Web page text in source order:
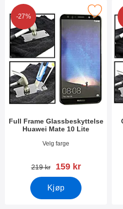
-27%
Full Frame Glassbeskyttelse
Huawei Mate 10 Lite
Varenummer 25187
Velg farge
gammel pris
219 kr ny pris
159 kr
Kjøp
Frame Glassbeskyttelse